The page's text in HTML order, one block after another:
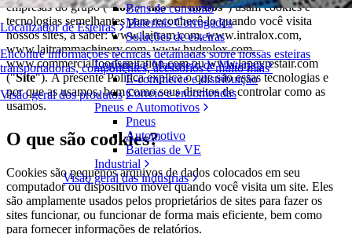
Localizador de Esteiras
Encontre informações técnicas detalhadas sobre nossas esteiras
transportadoras, componentes, acessórios e muito mais
Visão geral dos produtos
Bens de consumo
Materiais Corrugados
Soluções de esteiras
Logística e Manuseio de Materiais
E-commerce e distribuição
Correio e encomendas
Pneus e Automotivos
Pneus
Automotivo
Baterias de VE
Industrial
Visão geral das indústrias
empresas do grupo ("nós", "nos” e "nossos") usam cookies e
tecnologias semelhantes para reconhecê-lo quando você visita
nossos sites, a saber: www.laitram.com, www.intralox.com,
www.laitrammachinery.com, www.hydrolox.com,
www.commercialfoodsanitation.com ou www.lapeyrestair.com
("Site"). A presente Política explica o que são essas tecnologias e
por que as usamos, bem como seus direitos de controlar como as
usamos.
O que são cookies?
Cookies são pequenos arquivos de dados colocados em seu
computador ou dispositivo móvel quando você visita um site. Eles
são amplamente usados pelos proprietários de sites para fazer os
sites funcionar, ou funcionar de forma mais eficiente, bem como
para fornecer informações de relatórios.